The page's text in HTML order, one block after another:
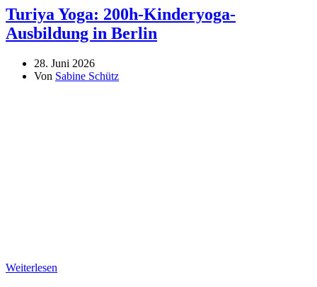
Turiya Yoga: 200h-Kinderyoga-
Ausbildung in Berlin
28. Juni 2026
Von Sabine Schütz
Weiterlesen